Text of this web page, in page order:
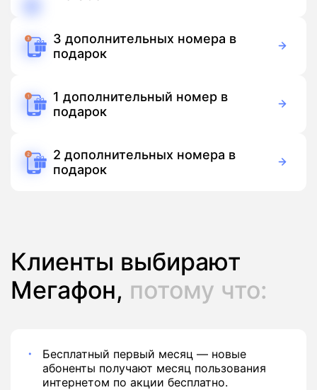
3 дополнительных номера в
подарок
1 дополнительный номер в
подарок
2 дополнительных номера в
подарок
Клиенты выбирают
Мегафон, потому что:
Бесплатный первый месяц — новые
абоненты получают месяц пользования
интернетом по акции бесплатно.